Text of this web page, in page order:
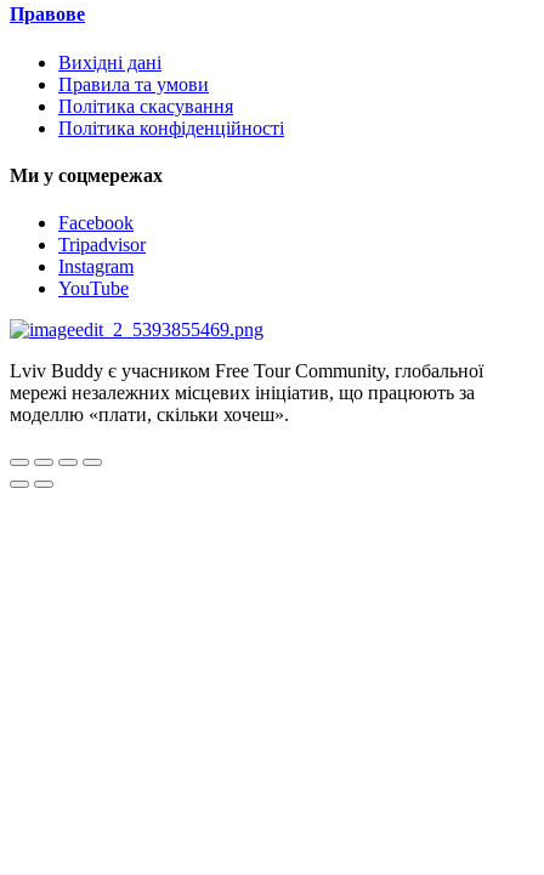
Правове
Вихідні дані
Правила та умови
Політика скасування
Політика конфіденційності
Ми у соцмережах
Facebook
Tripadvisor
Instagram
YouTube
Lviv Buddy є учасником Free Tour Community, глобальної
мережі незалежних місцевих ініціатив, що працюють за
моделлю «плати, скільки хочеш».